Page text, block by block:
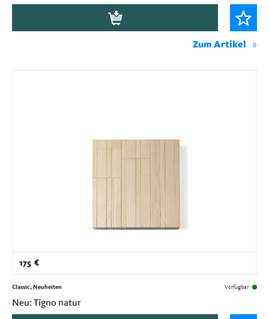
Zum Artikel
175 €
Classic, Neuheiten Verfügbar
Neu: Tigno natur